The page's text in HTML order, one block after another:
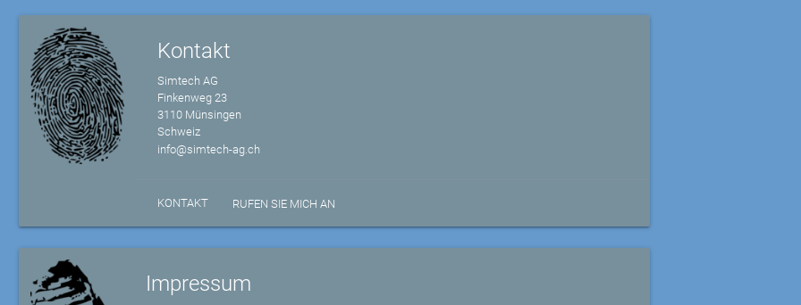
Kontakt
Simtech AG
Finkenweg 23
3110 Münsingen
Schweiz
info@simtech-ag.ch
KONTAKT RUFEN SIE MICH AN
Impressum